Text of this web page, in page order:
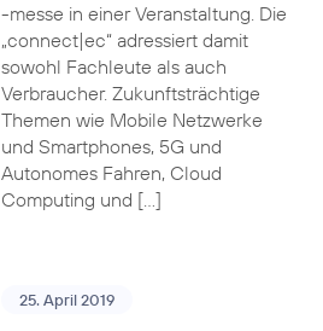
-messe in einer Veranstaltung. Die
„connect|ec“ adressiert damit
sowohl Fachleute als auch
Verbraucher. Zukunftsträchtige
Themen wie Mobile Netzwerke
und Smartphones, 5G und
Autonomes Fahren, Cloud
Computing und […]
25. April 2019